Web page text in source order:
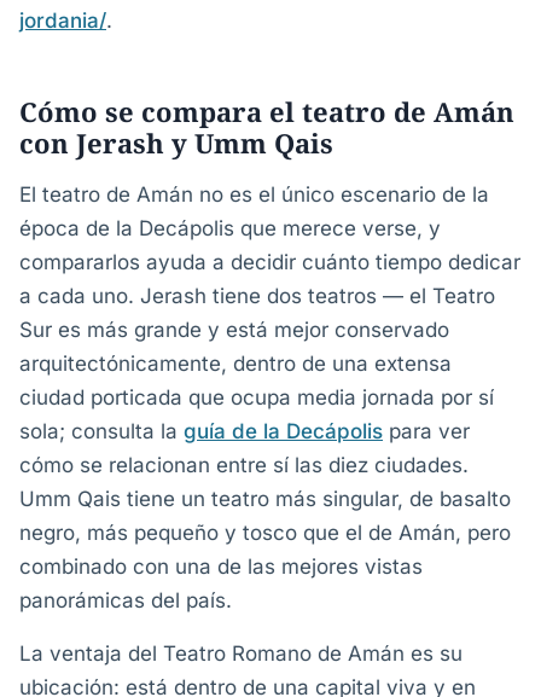
jordania/.
Cómo se compara el teatro de Amán
con Jerash y Umm Qais
El teatro de Amán no es el único escenario de la
época de la Decápolis que merece verse, y
compararlos ayuda a decidir cuánto tiempo dedicar
a cada uno. Jerash tiene dos teatros — el Teatro
Sur es más grande y está mejor conservado
arquitectónicamente, dentro de una extensa
ciudad porticada que ocupa media jornada por sí
sola; consulta la guía de la Decápolis para ver
cómo se relacionan entre sí las diez ciudades.
Umm Qais tiene un teatro más singular, de basalto
negro, más pequeño y tosco que el de Amán, pero
combinado con una de las mejores vistas
panorámicas del país.
La ventaja del Teatro Romano de Amán es su
ubicación: está dentro de una capital viva y en